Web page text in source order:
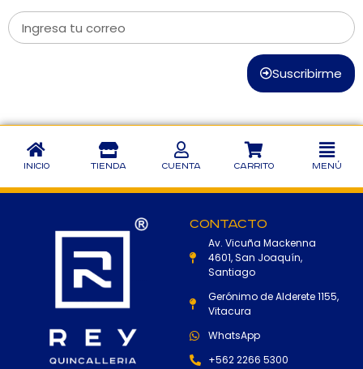
Suscribirme
Inicio Tienda Cuenta Carrito Menú
Contacto
Av. Vicuña Mackenna
4601, San Joaquín,
Santiago
Gerónimo de Alderete 1155,
Vitacura
WhatsApp
+562 2266 5300